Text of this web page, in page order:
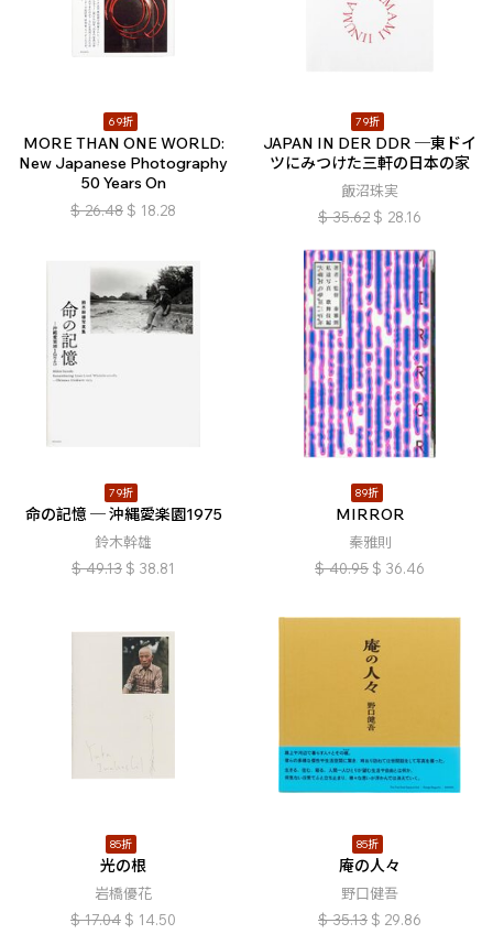
69折
MORE THAN ONE WORLD:
New Japanese Photography
50 Years On
$ 26.48 $ 18.28
79折
JAPAN IN DER DDR ─東ドイ
ツにみつけた三軒の日本の家
飯沼珠実
$ 35.62 $ 28.16
79折
命の記憶 ─ 沖縄愛楽園1975
鈴木幹雄
$ 49.13 $ 38.81
89折
MIRROR
秦雅則
$ 40.95 $ 36.46
85折
光の根
岩橋優花
$ 17.04 $ 14.50
85折
庵の人々
野口健吾
$ 35.13 $ 29.86